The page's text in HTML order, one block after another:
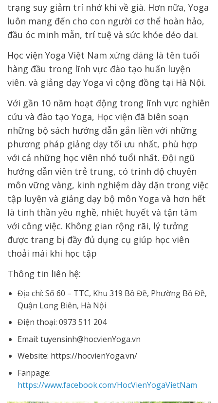
trạng suy giảm trí nhớ khi về già. Hơn nữa, Yoga
luôn mang đến cho con người cơ thể hoàn hảo,
đầu óc minh mẫn, trí tuệ và sức khỏe dẻo dai.
Học viện Yoga Việt Nam xứng đáng là tên tuổi
hàng đầu trong lĩnh vực đào tạo huấn luyện
viên. và giảng dạy Yoga vì cộng đồng tại Hà Nội.
Với gần 10 năm hoạt động trong lĩnh vực nghiên
cứu và đào tạo Yoga, Học viện đã biên soạn
những bộ sách hướng dẫn gắn liền với những
phương pháp giảng dạy tối ưu nhất, phù hợp
với cả những học viên nhỏ tuổi nhất. Đội ngũ
hướng dẫn viên trẻ trung, có trình độ chuyên
môn vững vàng, kinh nghiệm dày dặn trong việc
tập luyện và giảng dạy bộ môn Yoga và hơn hết
là tinh thần yêu nghề, nhiệt huyết và tận tâm
với công việc. Không gian rộng rãi, lý tưởng
được trang bị đầy đủ dụng cụ giúp học viên
thoải mái khi học tập
Thông tin liên hệ:
Địa chỉ: Số 60 – TTC, Khu 319 Bồ Đề, Phường Bồ Đề,
Quận Long Biên, Hà Nội
Điện thoại: 0973 511 204
Email: tuyensinh@hocvienYoga.vn
Website: https://hocvienYoga.vn/
Fanpage:
https://www.facebook.com/HocVienYogaVietNam